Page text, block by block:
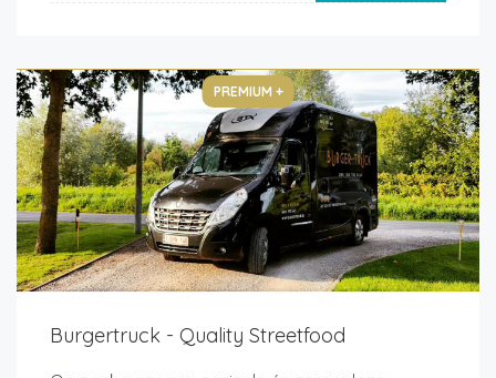
PREMIUM +
Burgertruck - Quality Streetfood